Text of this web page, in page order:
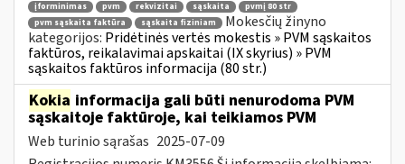
įforminimas pvm rekvizitai sąskaita
pvmį 80 str
pvm sąskaita faktūra
sąskaita fiziniam
Mokesčių žinyno
kategorijos: Pridėtinės vertės mokestis » PVM sąskaitos
faktūros, reikalavimai apskaitai (IX skyrius) » PVM
sąskaitos faktūros informacija (80 str.)
Kokia informacija gali būti nenurodoma PVM
sąskaitoje faktūroje, kai teikiamos PVM
Web turinio sąrašas 2025-07-09